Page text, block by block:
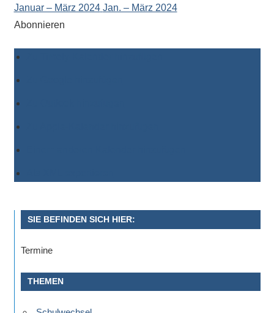
Januar – März 2024 Jan. – März 2024
Abonnieren
SIE BEFINDEN SICH HIER:
Termine
THEMEN